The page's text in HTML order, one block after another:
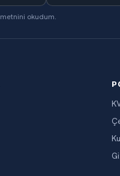
metnini okudum.